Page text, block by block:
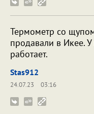
Термометр со
продавали в Икее.
работает.
Stas912
24.07.23
03:16